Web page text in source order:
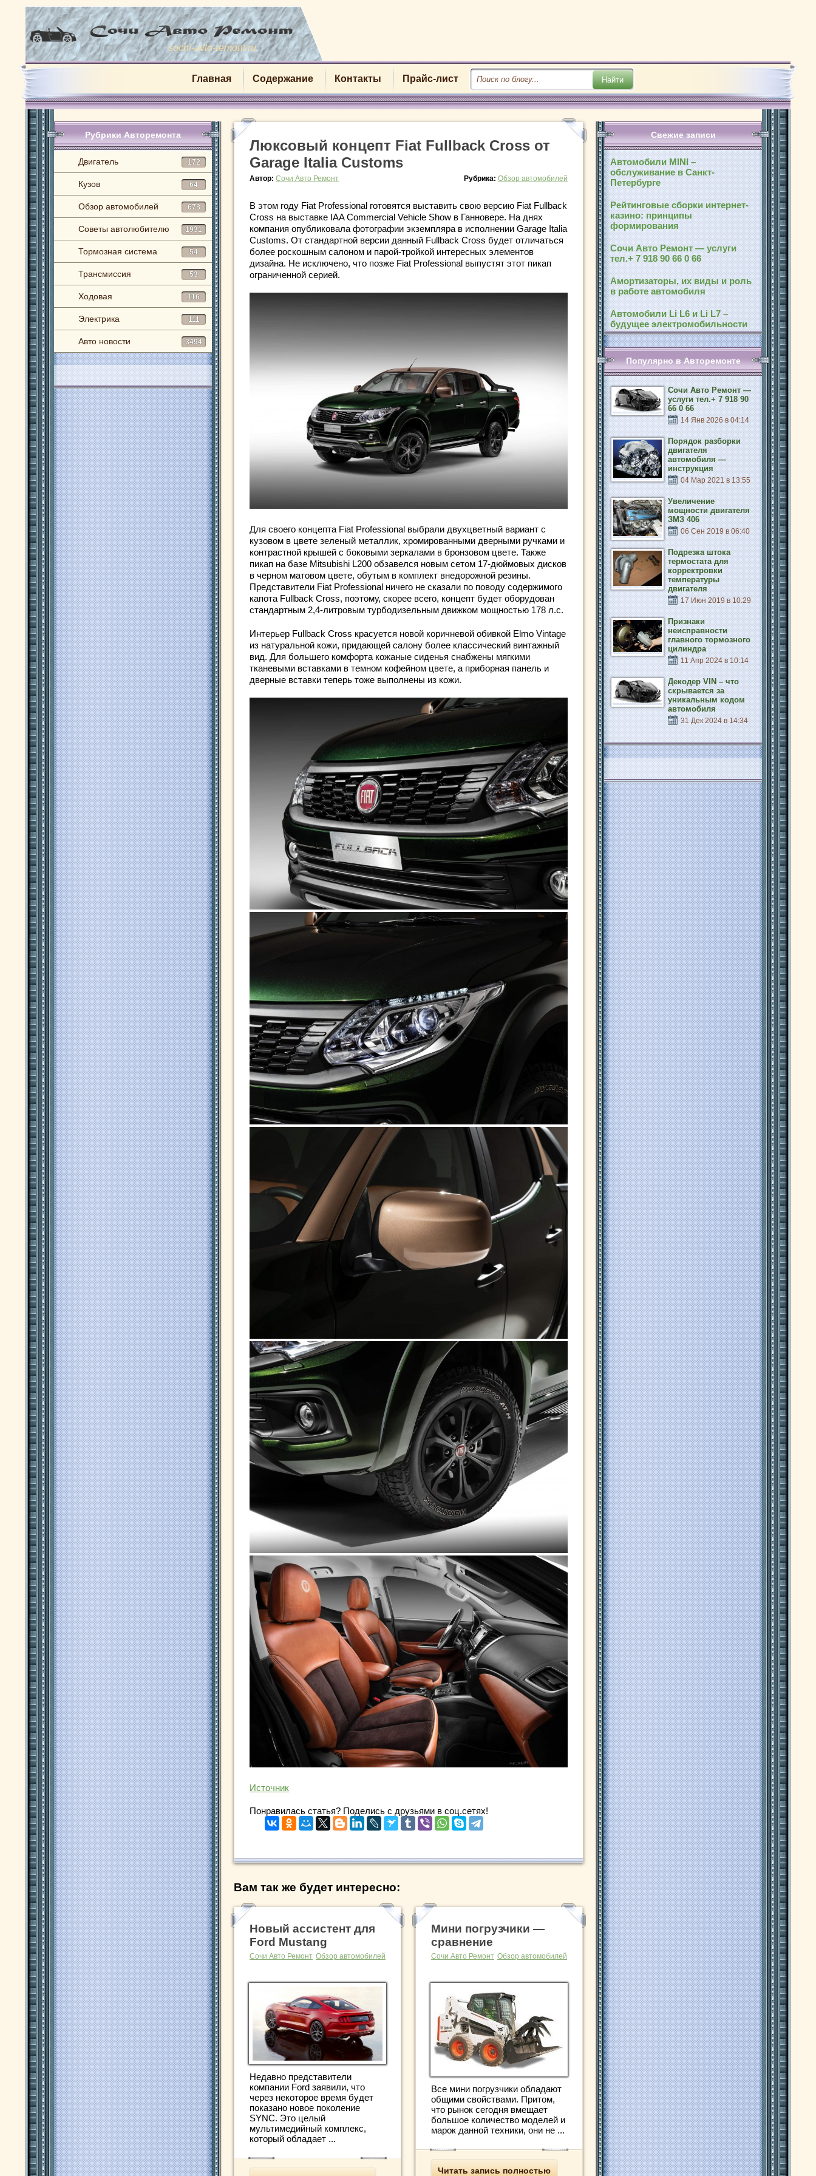
sochi-avto-remont.ru
Главная Содержание Контакты Прайс-лист
Рубрики Авторемонта
Двигатель 172
Кузов 64
Обзор автомобилей 678
Советы автолюбителю 1931
Тормозная система 54
Трансмиссия 53
Ходовая 116
Электрика 111
Авто новости 3494
Люксовый концепт Fiat Fullback Cross от
Garage Italia Customs
Автор: Сочи Авто Ремонт Рубрика: Обзор автомобилей
В этом году Fiat Professional готовятся выставить свою версию Fiat Fullback
Cross на выставке IAA Commercial Vehicle Show в Ганновере. На днях
компания опубликовала фотографии экземпляра в исполнении Garage Italia
Customs. От стандартной версии данный Fullback Cross будет отличаться
более роскошным салоном и парой-тройкой интересных элементов
дизайна. Не исключено, что позже Fiat Professional выпустят этот пикап
ограниченной серией.
Для своего концепта Fiat Professional выбрали двухцветный вариант с
кузовом в цвете зеленый металлик, хромированными дверными ручками и
контрастной крышей с боковыми зеркалами в бронзовом цвете. Также
пикап на базе Mitsubishi L200 обзавелся новым сетом 17-дюймовых дисков
в черном матовом цвете, обутым в комплект внедорожной резины.
Представители Fiat Professional ничего не сказали по поводу содержимого
капота Fullback Cross, поэтому, скорее всего, концепт будет оборудован
стандартным 2,4-литровым турбодизельным движком мощностью 178 л.с.
Интерьер Fullback Cross красуется новой коричневой обивкой Elmo Vintage
из натуральной кожи, придающей салону более классический винтажный
вид. Для большего комфорта кожаные сиденья снабжены мягкими
тканевыми вставками в темном кофейном цвете, а приборная панель и
дверные вставки теперь тоже выполнены из кожи.
Источник
Понравилась статья? Поделись с друзьями в соц.сетях!
Вам так же будет интересно:
Новый ассистент для
Ford Mustang
Сочи Авто Ремонт Обзор автомобилей
Недавно представители
компании Ford заявили, что
через некоторое время будет
показано новое поколение
SYNC. Это целый
мультимедийный комплекс,
который обладает ...
Мини погрузчики —
сравнение
Сочи Авто Ремонт Обзор автомобилей
Все мини погрузчики обладают
общими свойствами. Притом,
что рынок сегодня вмещает
большое количество моделей и
марок данной техники, они не ...
Читать запись полностью
Свежие записи
Автомобили MINI –
обслуживание в Санкт-
Петербурге
Рейтинговые сборки интернет-
казино: принципы
формирования
Сочи Авто Ремонт — услуги
тел.+ 7 918 90 66 0 66
Амортизаторы, их виды и роль
в работе автомобиля
Автомобили Li L6 и Li L7 –
будущее электромобильности
Популярно в Авторемонте
Сочи Авто Ремонт —
услуги тел.+ 7 918 90
66 0 66
14 Янв 2026 в 04:14
Порядок разборки
двигателя
автомобиля —
инструкция
04 Мар 2021 в 13:55
Увеличение
мощности двигателя
ЗМЗ 406
06 Сен 2019 в 06:40
Подрезка штока
термостата для
корректровки
температуры
двигателя
17 Июн 2019 в 10:29
Признаки
неисправности
главного тормозного
цилиндра
11 Апр 2024 в 10:14
Декодер VIN – что
скрывается за
уникальным кодом
автомобиля
31 Дек 2024 в 14:34